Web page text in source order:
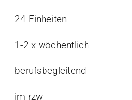
24 Einheiten
1-2 x wöchentlich
berufsbegleitend
im rzw